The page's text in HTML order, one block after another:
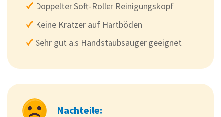
Doppelter Soft-Roller Reinigungskopf
Keine Kratzer auf Hartböden
Sehr gut als Handstaubsauger geeignet
Nachteile: